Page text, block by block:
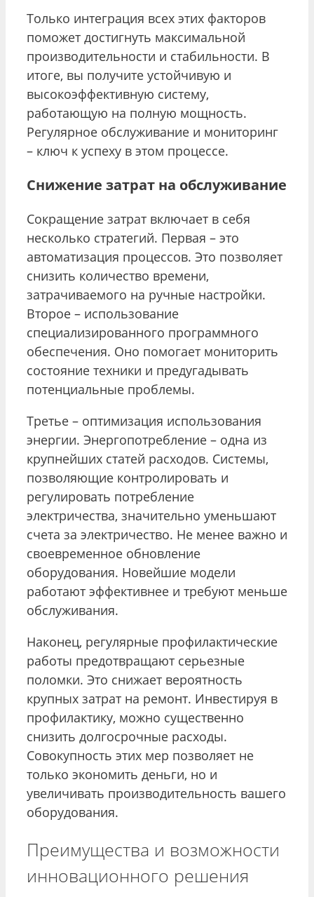
Только интеграция всех этих факторов
поможет достигнуть максимальной
производительности и стабильности. В
итоге, вы получите устойчивую и
высокоэффективную систему,
работающую на полную мощность.
Регулярное обслуживание и мониторинг
– ключ к успеху в этом процессе.
Снижение затрат на обслуживание
Сокращение затрат включает в себя
несколько стратегий. Первая – это
автоматизация процессов. Это позволяет
снизить количество времени,
затрачиваемого на ручные настройки.
Второе – использование
специализированного программного
обеспечения. Оно помогает мониторить
состояние техники и предугадывать
потенциальные проблемы.
Третье – оптимизация использования
энергии. Энергопотребление – одна из
крупнейших статей расходов. Системы,
позволяющие контролировать и
регулировать потребление
электричества, значительно уменьшают
счета за электричество. Не менее важно и
своевременное обновление
оборудования. Новейшие модели
работают эффективнее и требуют меньше
обслуживания.
Наконец, регулярные профилактические
работы предотвращают серьезные
поломки. Это снижает вероятность
крупных затрат на ремонт. Инвестируя в
профилактику, можно существенно
снизить долгосрочные расходы.
Совокупность этих мер позволяет не
только экономить деньги, но и
увеличивать производительность вашего
оборудования.
Преимущества и возможности
инновационного решения